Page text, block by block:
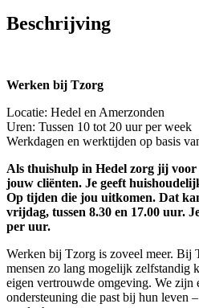
Beschrijving
Werken bij Tzorg
Locatie: Hedel en Amerzonden
Uren: Tussen 10 tot 20 uur per week
Werkdagen en werktijden op basis
Als thuishulp in Hedel zorg jij voor
jouw cliënten. Je geeft
Op tijden die jou uitkomen. Dat
vrijdag, tussen 8.30 en 17.00 uur.
per uur.
Werken bij Tzorg is zoveel meer. Bij
mensen zo lang mogelijk zelfstandig
eigen vertrouwde omgeving. We zijn
ondersteuning die past bij hun leven